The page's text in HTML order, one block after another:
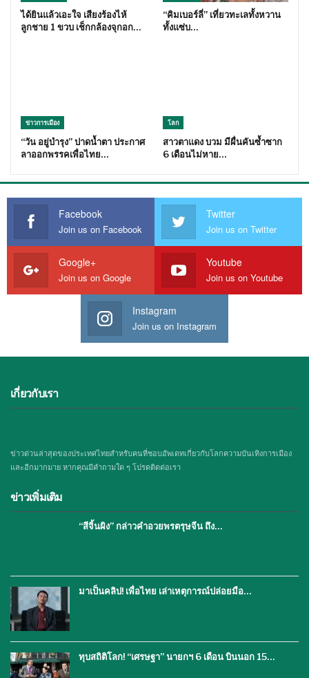
ได้ยินแล้วเอะใจ เสียงร้องไห้
ลูกชาย 1 ขวบ เช็กกล้องจุกอก…
“คิมเบอร์ลี่” เที่ยวทะเลทั้งหวาน
ทั้งแซ่บ…
ข่าวการเมือง
“วัน อยู่บำรุง” ปาดน้ำตา ประกาศ
ลาออกพรรคเพื่อไทย…
โลก
สาวตาแดง บวม มีผื่นคันซ้ำซาก
6 เดือนไม่หาย…
Facebook
Join us on Facebook
Twitter
Join us on Twitter
Google+
Join us on Google
Youtube
Join us on Youtube
Instagram
Join us on Instagram
เกี่ยวกับเรา
ข่าวด่วนล่าสุดของประเทศไทยสำหรับคนที่ชอบอัพเดทเกี่ยวกับโลกความบันเทิงการเมือง
และอีกมากมาย หากคุณมีคำถามใด ๆ โปรดติดต่อเรา
ข่าวเพิ่มเติม
“สีจิ้นผิง” กล่าวคำอวยพรตรุษจีน ถึง…
มาเป็นคลิป! เพื่อไทย เล่าเหตุการณ์ปล่อยมือ…
ทุบสถิติโลก! “เศรษฐา” นายกฯ 6 เดือน บินนอก 15…